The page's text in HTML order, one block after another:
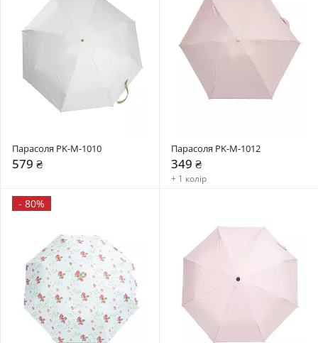
Парасоля PK-M-1010
579 ₴
Парасоля PK-M-1012
349 ₴
+ 1 колір
- 80%